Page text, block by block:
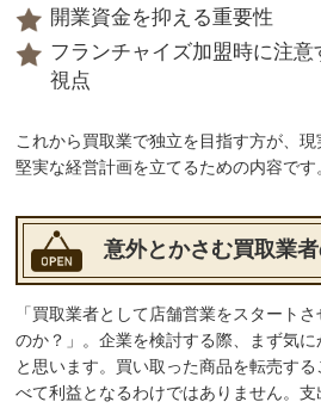
開業資金を抑える重要性
フランチャイズ加盟時に注
視点
これから買取業で独立を目指す方が、現
堅実な経営計画を立てるための内容です
意外とかさむ買取業
「買取業者として店舗営業をスタート
のか？」。企業を検討する際、まず気
と思います。買い取った商品を転売す
べて利益となるわけではありません。支